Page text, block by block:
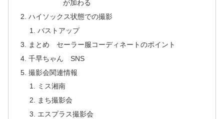
が加わる
ハイソックス状態での撮影
バストアップ
まとめ セーラー服コーディネートのポイント
千早ちゃん SNS
撮影会関連情報
ミス湘南
まち撮影会
エスプラス撮影会